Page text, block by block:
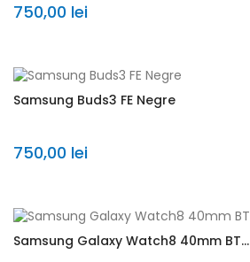
750,00 lei
Samsung Buds3 FE Negre
750,00 lei
Samsung Galaxy Watch8 40mm BT...